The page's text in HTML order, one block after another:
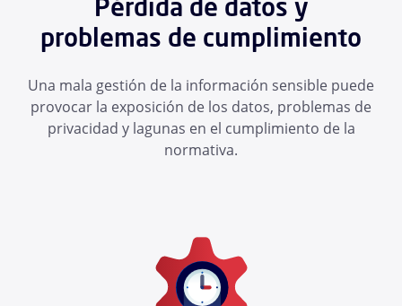
problemas de cumplimiento
Una mala gestión de la información sensible puede
provocar la exposición de los datos, problemas de
privacidad y lagunas en el cumplimiento de la
normativa.